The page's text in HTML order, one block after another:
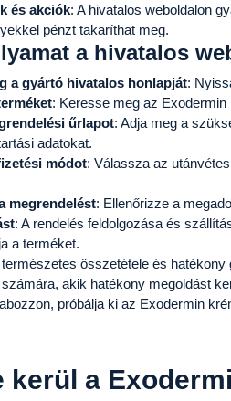
és akciók: A hivatalos weboldalon
pénzt takaríthat meg.
a hivatalos
a gyártó hivatalos honlapját:
: Keresse meg az
űrlapot: Adja meg a
adatokat.
módot: Válassza az
megrendelést: Ellenőrizze a
: A rendelés feldolgozása és
a terméket.
összetétele és hatékony
akik hatékony megoldást
próbálja ki az Exodermin
kerül a